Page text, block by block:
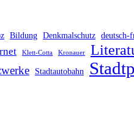
Bildung Denkmalschutz deutsch-
Klett-Cotta Kronauer
Stadtautobahn